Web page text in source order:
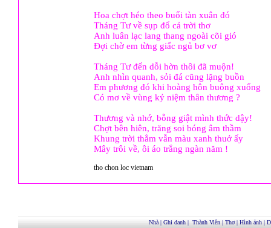
Hoa chợt héo theo buổi tàn xuân đó
Tháng Tư về sụp đổ cả trời thơ
Anh luân lạc lang thang ngoài cõi gió
Đợi chờ em từng giấc ngủ bơ vơ
Tháng Tư đến dỗi hờn thôi đã muộn!
Anh nhìn quanh, sỏi đá cũng lặng buồn
Em phương đó khi hoàng hôn buông xuống
Có mơ về vùng kỷ niệm thân thương ?
Thương và nhớ, bỗng giật mình thức dậy!
Chợt bên hiên, trăng soi bóng âm thầm
Khung trời thẳm vẫn màu xanh thuở ấy
Mây trôi về, ôi áo trắng ngàn năm !
tho chon loc vietnam
Nhà| Ghi danh| Thành Viên| Thơ| Hình ảnh|